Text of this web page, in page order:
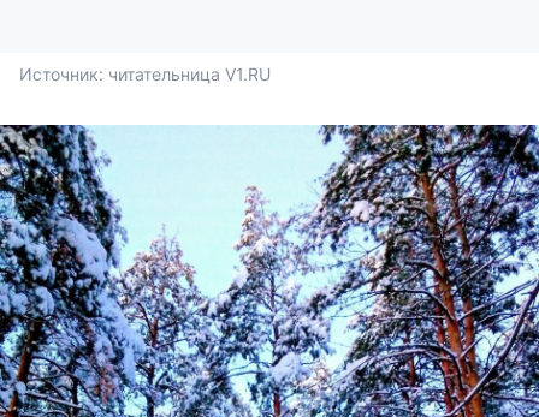
Источник: читательница V1.RU